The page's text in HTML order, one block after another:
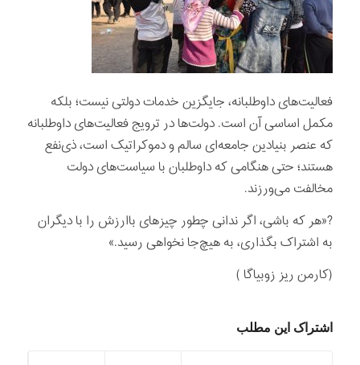
فعالیت‌های داوطلبانه، جایگزین خدمات دولتی نیست؛ بلکه
مکمل اساسی آن است. دولت‌ها در ترویج فعالیت‌های داوطلبانه
که عنصر بنیادین جامعه‌ای سالم و دموکراتیک است، ذی‌نفع
هستند؛ حتی هنگامی که داوطلبان با سیاست‌های دولت
مخالفت می‌ورزند.
?«هر که باشی، اگر ندانی چطور چیزهای باارزش را با دیگران
به اشتراک بگذاری، به هیچ‌جا نخواهی رسید.»
(کارمن ریز زوبیاگا )
اشتراک این مطلب